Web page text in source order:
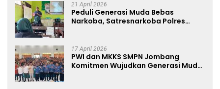
21 April 2026
Peduli Generasi Muda Bebas
Narkoba, Satresnarkoba Polres
17 April 2026
PWI dan MKKS SMPN Jombang
Komitmen Wujudkan Generasi Muda